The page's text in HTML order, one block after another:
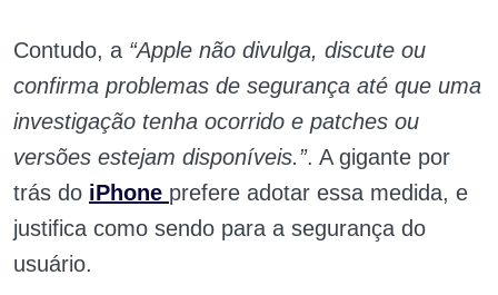
Contudo, a “Apple não divulga, discute ou
confirma problemas de segurança até que uma
investigação tenha ocorrido e patches ou
versões estejam disponíveis.”. A gigante por
trás do iPhone prefere adotar essa medida, e
justifica como sendo para a segurança do
usuário.